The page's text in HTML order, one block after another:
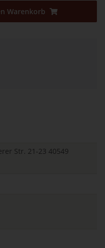
Warenkorb
Str. 21-23 40549